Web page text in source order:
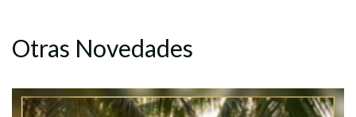
Otras Novedades